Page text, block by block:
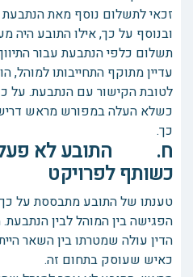
זכאי לתשלום נוסף מאת הנתבעת
ובנוסף על כך, אילו התובע
תשלום כלפי הנתבעת עבור
עדיין מתוקף התחייבותו למוהל,
לטובת הקישור עם הנתבעת. על
כשלא העלה במפורש מראש
כך.
ח. התובע לא פעל
כשותף לפרויקט
טענתו של התובע מתבססת על
הפגישה בין המוהל לבין
הדין עולה שמטרתו בין השאר
כאיש שעוסק בתחום זה.